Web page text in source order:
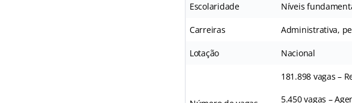
Escolaridade Níveis
Carreiras Administrativa,
Lotação Nacional
181.898 vagas –
5.450 vagas –